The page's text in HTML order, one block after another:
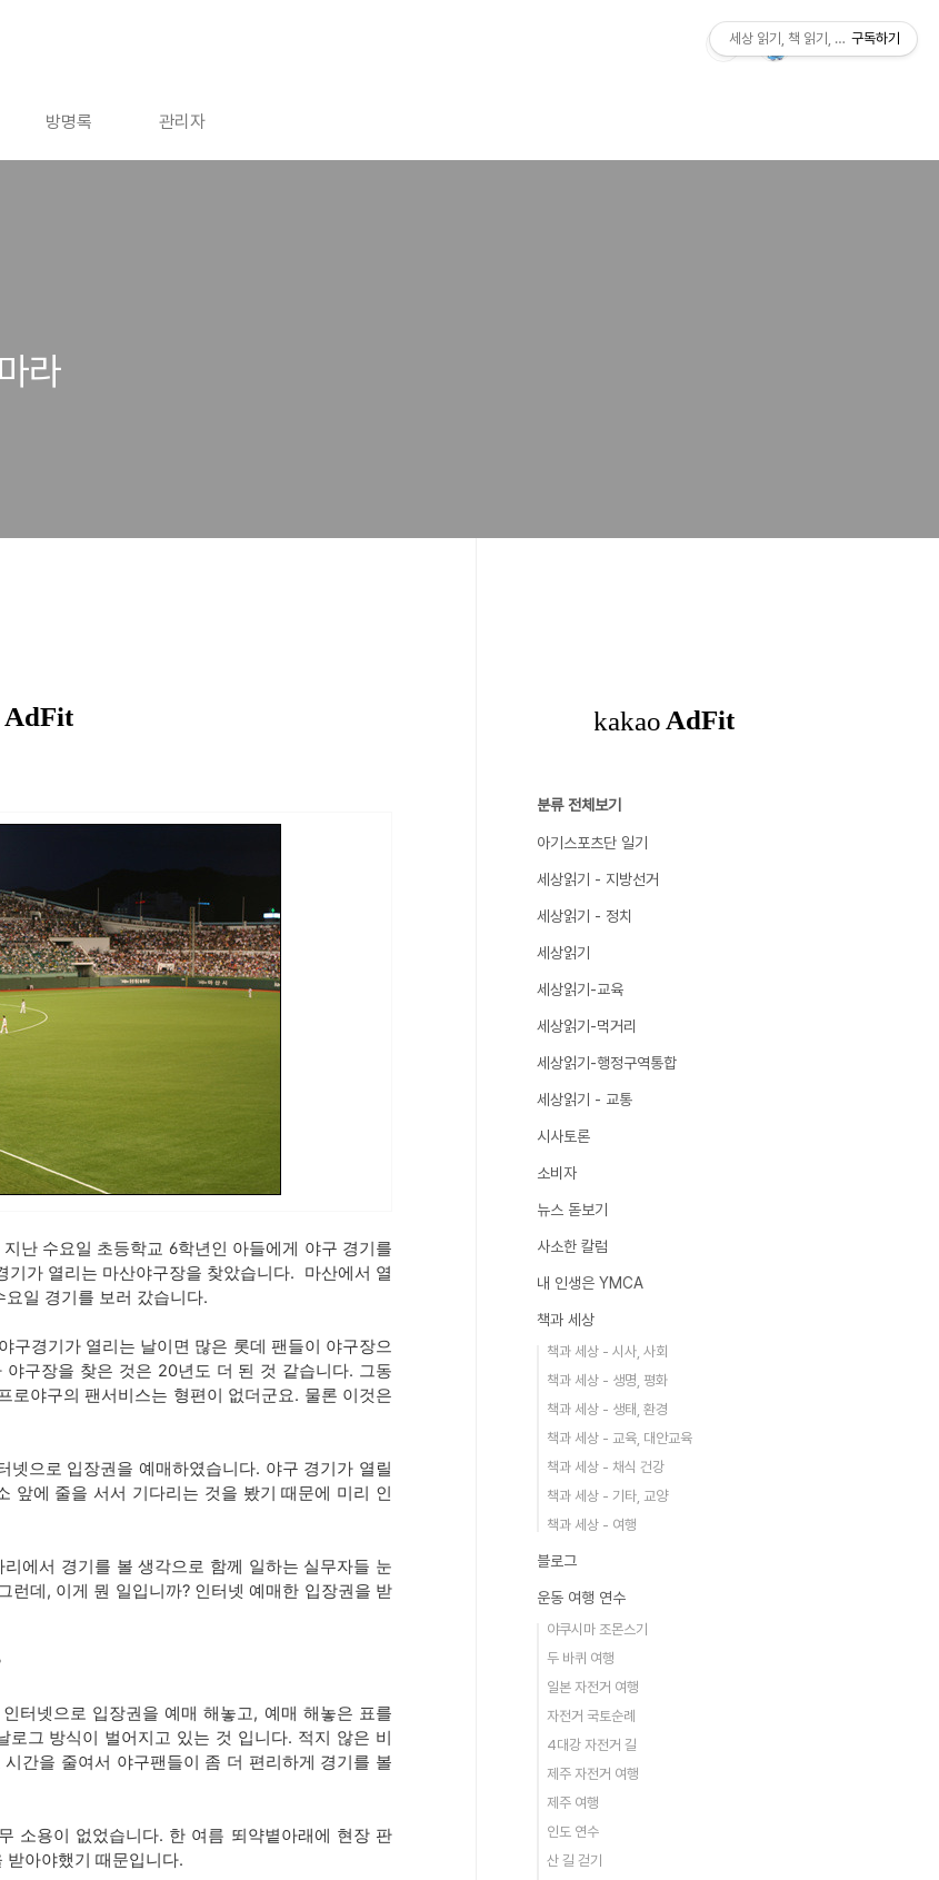
방명록 관리자
라
난 수요일 초등학교 6학년인 아들에게 야구 경기를
가 열리는 마산야구장을 찾았습니다. 마산에서 열
일 경기를 보러 갔습니다.
구경기가 열리는 날이면 많은 롯데 팬들이 야구장으
구장을 찾은 것은 20년도 더 된 것 같습니다. 그동
야구의 팬서비스는 형편이 없더군요. 물론 이것은
으로 입장권을 예매하였습니다. 야구 경기가 열릴
앞에 줄을 서서 기다리는 것을 봤기 때문에 미리 인
에서 경기를 볼 생각으로 함께 일하는 실무자들 눈
데, 이게 뭔 일입니까? 인터넷 예매한 입장권을 받
터넷으로 입장권을 예매 해놓고, 예매 해놓은 표를
그 방식이 벌어지고 있는 것 입니다. 적지 않은 비
간을 줄여서 야구팬들이 좀 더 편리하게 경기를 볼
소용이 없었습니다. 한 여름 뙤약볕아래에 현장 판
받아야했기 때문입니다.
분류 전체보기
아기스포츠단 일기
세상읽기 - 지방선거
세상읽기 - 정치
세상읽기
세상읽기-교육
세상읽기-먹거리
세상읽기-행정구역통합
세상읽기 - 교통
시사토론
소비자
뉴스 돋보기
사소한 칼럼
내 인생은 YMCA
책과 세상
책과 세상 - 시사, 사회
책과 세상 - 생명, 평화
책과 세상 - 생태, 환경
책과 세상 - 교육, 대안교육
책과 세상 - 채식 건강
책과 세상 - 기타, 교양
책과 세상 - 여행
블로그
운동 여행 연수
야쿠시마 조몬스기
두 바퀴 여행
일본 자전거 여행
자전거 국토순례
4대강 자전거 길
제주 자전거 여행
제주 여행
인도 연수
산 길 걷기
세상 읽기, 책 읽기, 사람살이
구독하기